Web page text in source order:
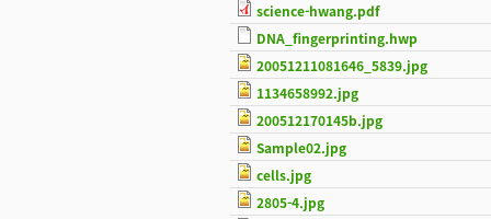
science-hwang.pdf
DNA_fingerprinting.hwp
20051211081646_5839.jpg
1134658992.jpg
200512170145b.jpg
Sample02.jpg
cells.jpg
2805-4.jpg